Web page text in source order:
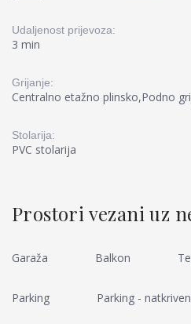
Udaljenost prijevoza:
3 min
Grijanje:
Centralno etažno plinsko,Podno
Stolarija:
PVC stolarija
Prostori vezani uz
Garaža Balkon
Parking Parking -